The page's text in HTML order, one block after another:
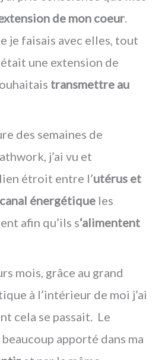
de mon coeur.
je faisais avec elles, tout
une extension de
transmettre au
des semaines de
j’ai vu et
étroit entre l’utérus et
canal énergétique les
afin qu’ils s‘alimentent
mois, grâce au grand
à l’intérieur de moi j’ai
cela se passait. Le
apporté dans ma